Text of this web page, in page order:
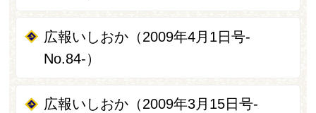
広報いしおか（2009年4月1日号-
No.84-）
広報いしおか（2009年3月15日号-